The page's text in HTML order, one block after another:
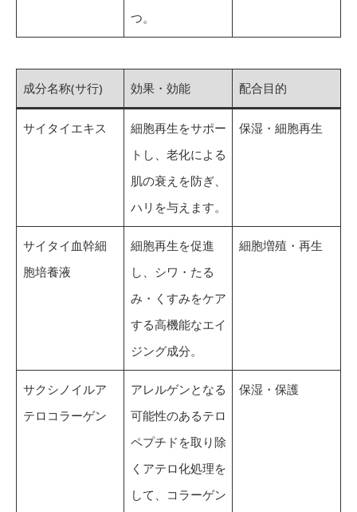
つ。
成分名称(サ行) 効果・効能 配合目的
サイタイエキス
細胞再生をサポー
トし、老化による
肌の衰えを防ぎ、
ハリを与えます。
保湿・細胞再生
サイタイ血幹細
胞培養液
細胞再生を促進
し、シワ・たる
み・くすみをケア
する高機能なエイ
ジング成分。
細胞増殖・再生
サクシノイルア
テロコラーゲン
アレルゲンとなる
可能性のあるテロ
ペプチドを取り除
くアテロ化処理を
して、コラーゲン
保湿・保護